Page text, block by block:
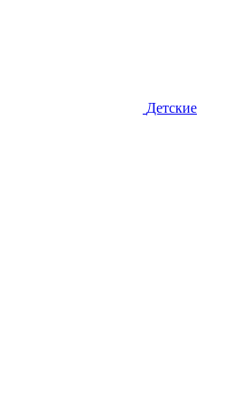
Детские